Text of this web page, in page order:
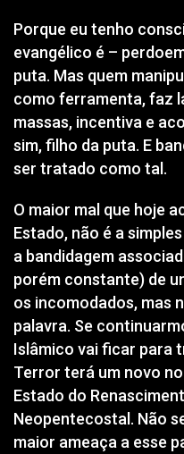
Porque eu tenho
evangélico é –
puta. Mas quem
como ferramenta, faz
massas, incentiva e
sim, filho da puta. E
ser tratado como tal.
O maior mal que hoje
Estado, não é a
a bandidagem
porém constante) de
os incomodados, mas
palavra. Se
Islâmico vai ficar para
Terror terá um novo
Estado do
Neopentecostal. Não
maior ameaça a esse